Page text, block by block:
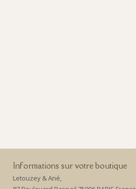
Informations sur votre boutique
Letouzey & Ané,